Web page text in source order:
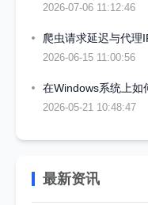
2026-07-06 11:12:46
爬虫请求延迟与代理
2026-06-15 11:00:56
在Windows系统上如
2026-05-21 10:48:47
最新资讯